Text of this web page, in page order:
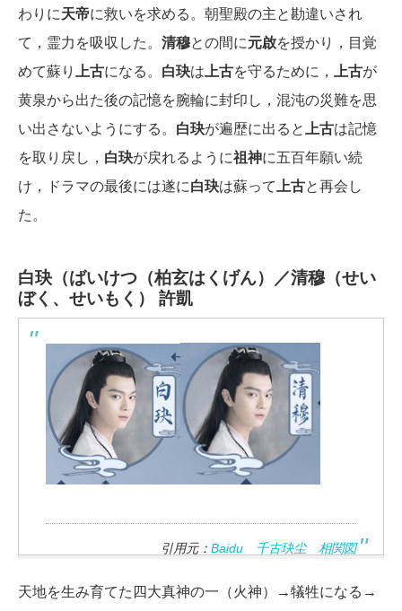
わりに天帝に救いを求める。朝聖殿の主と勘違いされ
て，霊力を吸収した。 清穆との間に元啟を授かり，目覚
めて蘇り
上古になる。 白玦は 上古を守るために， 上古が
黄泉から出た後の記憶を腕輪に封印し，混沌の災難を思
い出さないようにする。 白玦が遍歴に出ると 上古は記憶
を取り戻し， 白玦が戻れるように祖神に五百年願い続
け，ドラマの最後には遂に白玦は蘇って 上古と再会し
た。
白玦（ばいけつ（柏玄はくげん）／清穆（せい
ぼく、せいもく）
許凱
引用元： Baidu 千古玦尘 相関図
天地を生み育てた四大真神の一（火神）→犠牲になる→